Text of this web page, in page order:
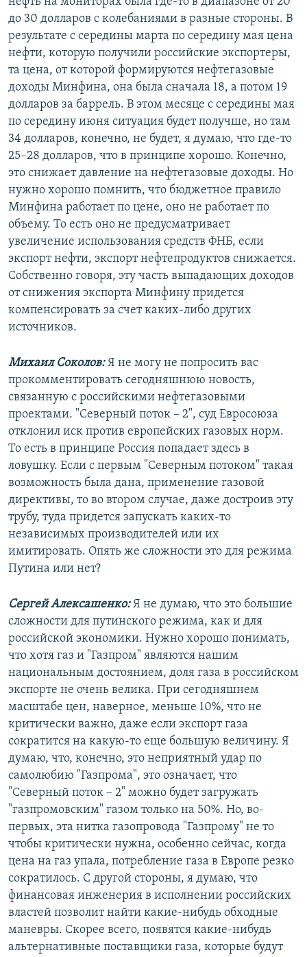
до 30 долларов с колебаниями в разные стороны. В
результате с середины марта по середину мая цена
нефти, которую получили российские экспортеры,
та цена, от которой формируются нефтегазовые
доходы Минфина, она была сначала 18, а потом 19
долларов за баррель. В этом месяце с середины мая
по середину июня ситуация будет получше, но там
34 долларов, конечно, не будет, я думаю, что где-то
25–28 долларов, что в принципе хорошо. Конечно,
это снижает давление на нефтегазовые доходы. Но
нужно хорошо помнить, что бюджетное правило
Минфина работает по цене, оно не работает по
объему. То есть оно не предусматривает
увеличение использования средств ФНБ, если
экспорт нефти, экспорт нефтепродуктов снижается.
Собственно говоря, эту часть выпадающих доходов
от снижения экспорта Минфину придется
компенсировать за счет каких-либо других
источников.
Михаил Соколов:Я не могу не попросить вас
прокомментировать сегодняшнюю новость,
связанную с российскими нефтегазовыми
проектами. "Северный поток – 2", суд Евросоюза
отклонил иск против европейских газовых норм.
То есть в принципе Россия попадает здесь в
ловушку. Если с первым "Северным потоком" такая
возможность была дана, применение газовой
директивы, то во втором случае, даже достроив эту
трубу, туда придется запускать каких-то
независимых производителей или их
имитировать. Опять же сложности это для режима
Путина или нет?
Сергей Алексашенко:Я не думаю, что это большие
сложности для путинского режима, как и для
российской экономики. Нужно хорошо понимать,
что хотя газ и "Газпром" являются нашим
национальным достоянием, доля газа в российском
экспорте не очень велика. При сегодняшнем
масштабе цен, наверное, меньше 10%, что не
критически важно, даже если экспорт газа
сократится на какую-то еще большую величину. Я
думаю, что, конечно, это неприятный удар по
самолюбию "Газпрома", это означает, что
"Северный поток – 2" можно будет загружать
"газпромовским" газом только на 50%. Но, во-
первых, эта нитка газопровода "Газпрому" не то
чтобы критически нужна, особенно сейчас, когда
цена на газ упала, потребление газа в Европе резко
сократилось. С другой стороны, я думаю, что
финансовая инженерия в исполнении российских
властей позволит найти какие-нибудь обходные
маневры. Скорее всего, появятся какие-нибудь
альтернативные поставщики газа, которые будут